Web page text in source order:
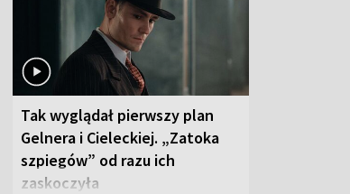
Tak wyglądał pierwszy plan
Gelnera i Cieleckiej. „Zatoka
szpiegów” od razu ich
zaskoczyła